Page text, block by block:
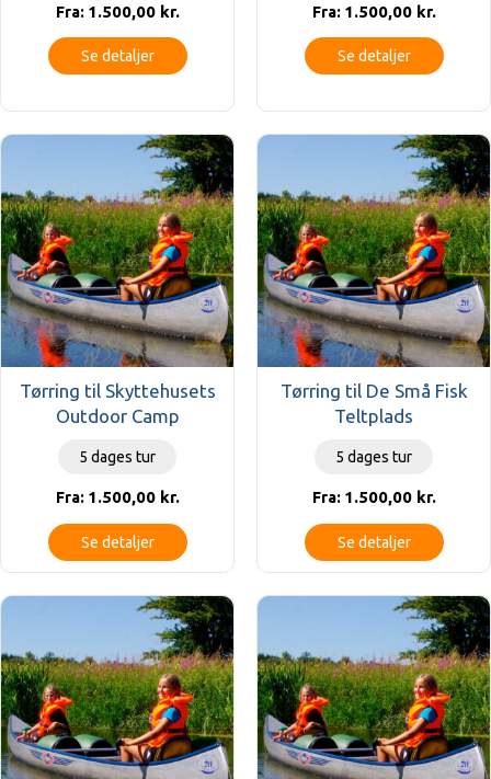
Fra: 1.500,00 kr.
Se detaljer
Fra: 1.500,00 kr.
Se detaljer
Tørring til Skyttehusets
Outdoor Camp
5 dages tur
Fra: 1.500,00 kr.
Se detaljer
Tørring til De Små Fisk
Teltplads
5 dages tur
Fra: 1.500,00 kr.
Se detaljer